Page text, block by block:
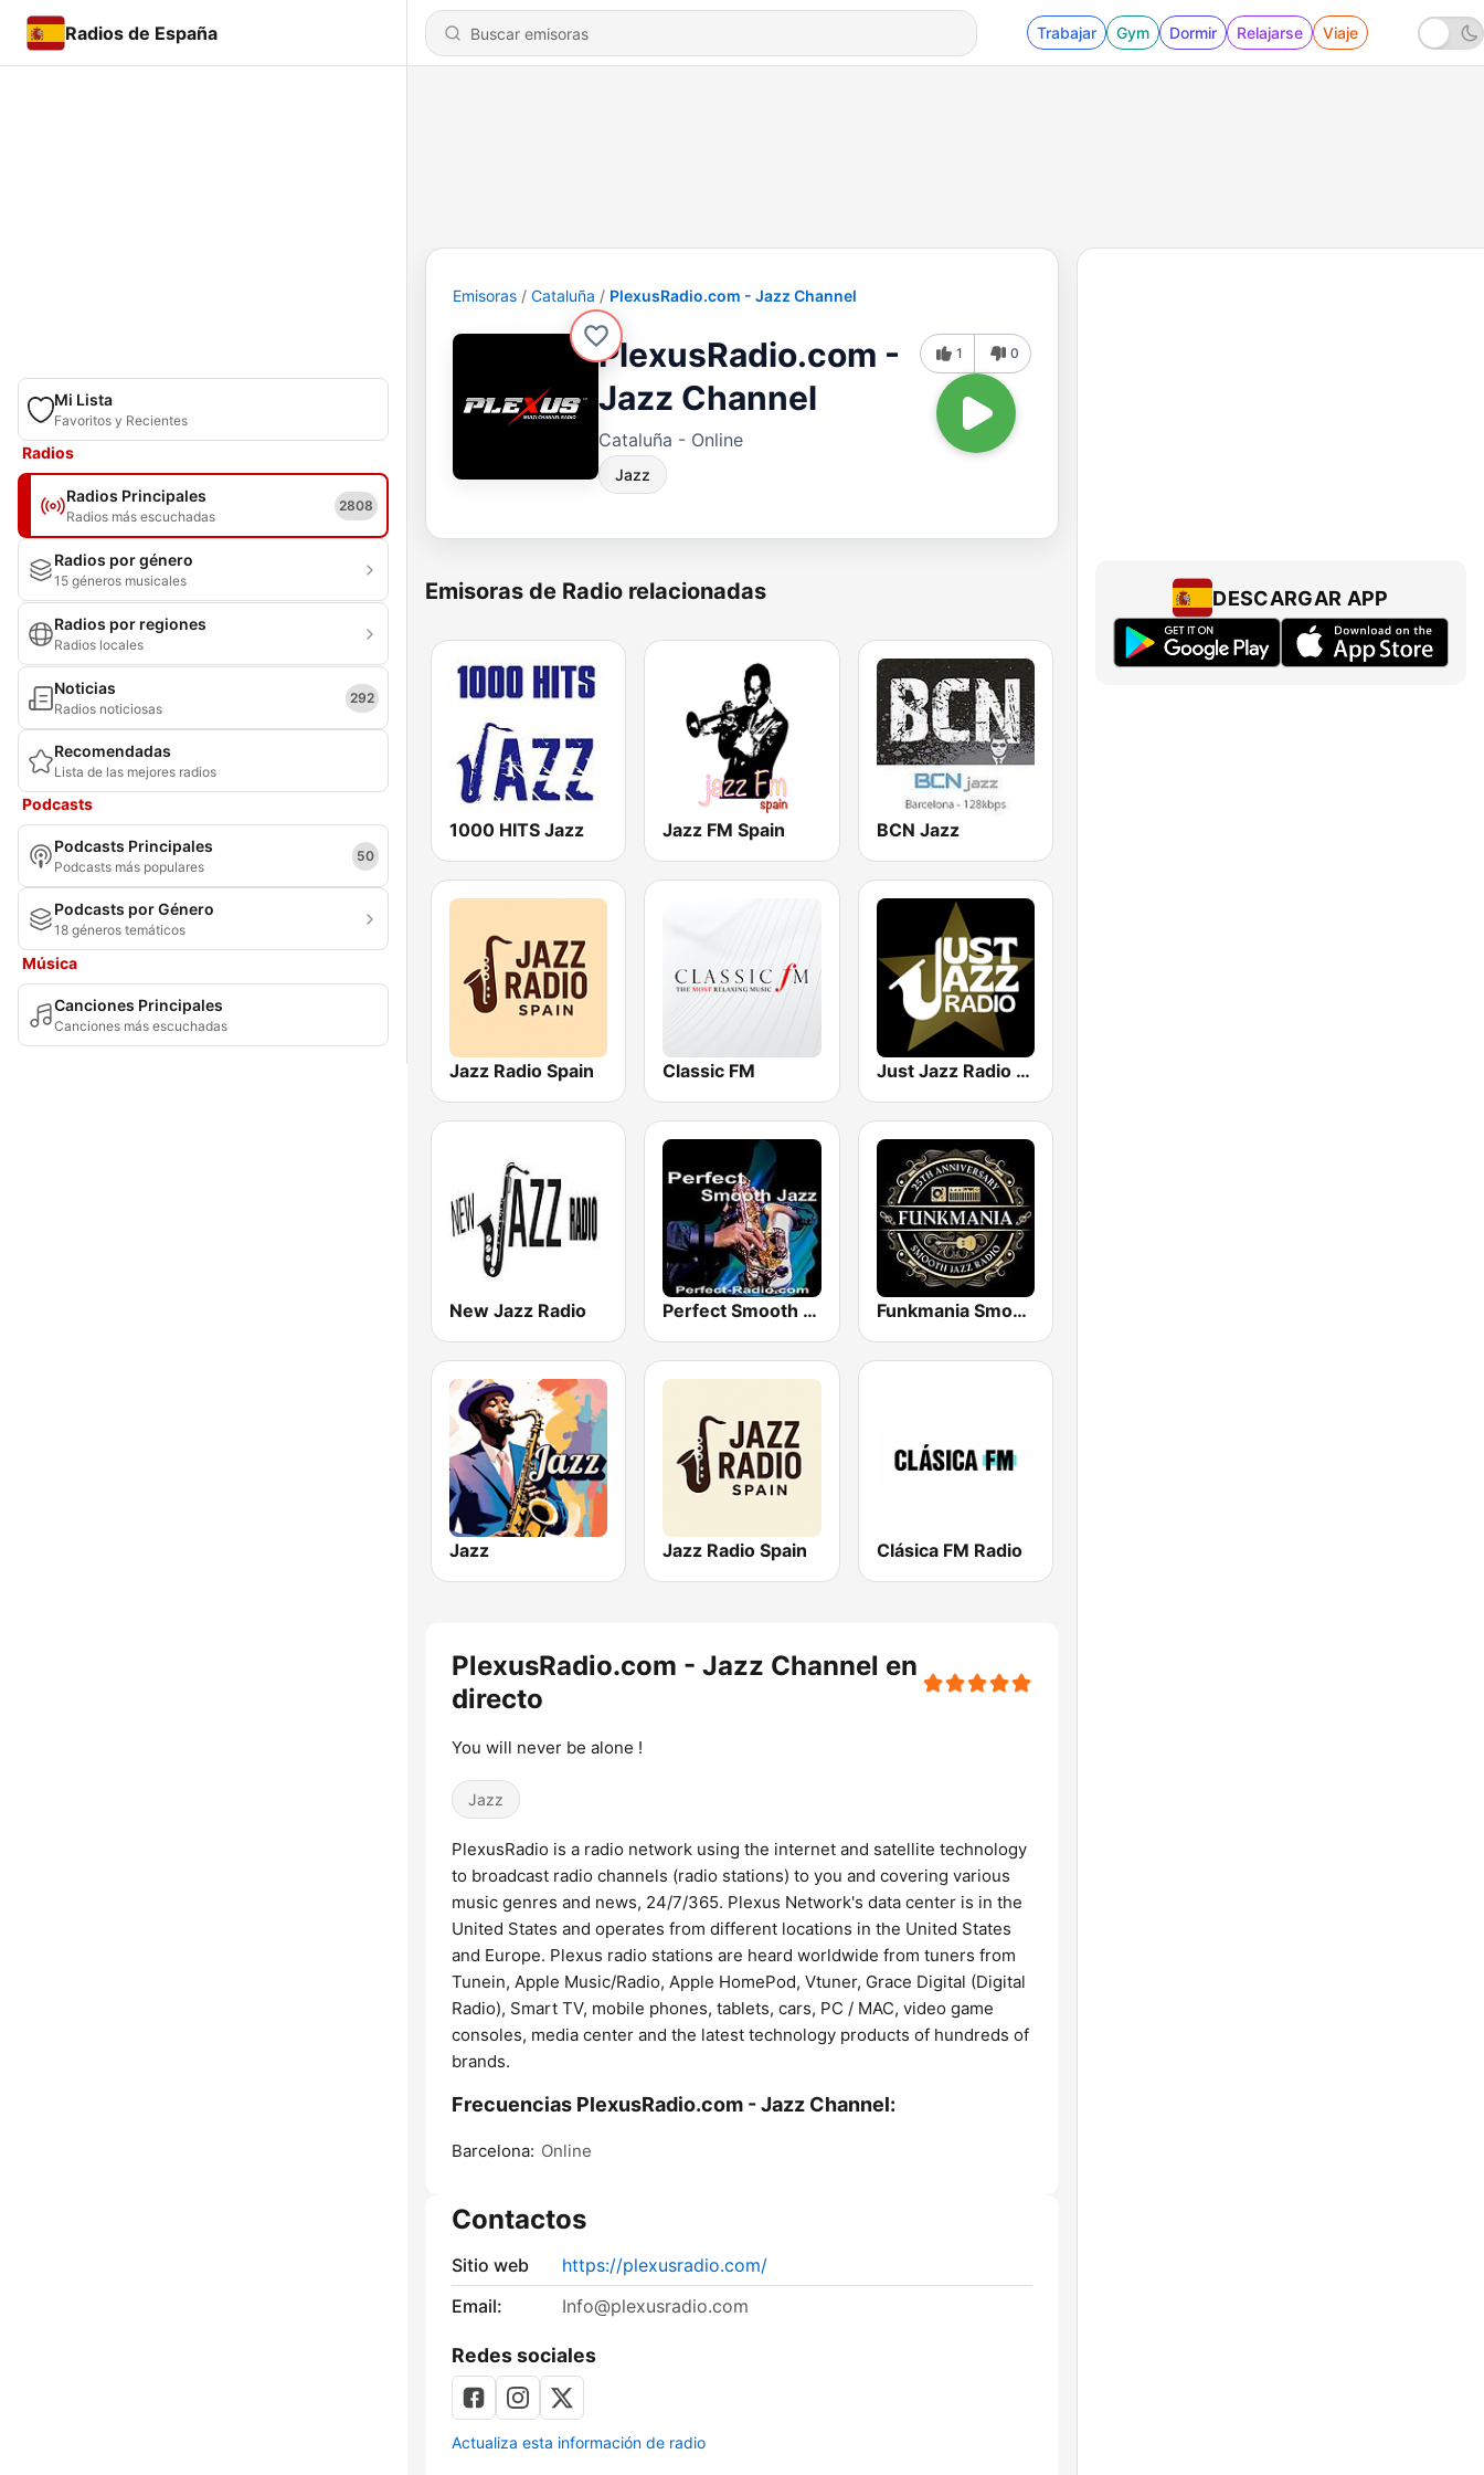
Radios de España Trabajar Gym Dormir Relajarse Viaje
Mi Lista
Favoritos y Recientes
Radios
Radios Principales
Radios más escuchadas
2808
Radios por género
15 géneros musicales
Radios por regiones
Radios locales
Noticias
Radios noticiosas
292
Recomendadas
Lista de las mejores radios
Podcasts
Podcasts Principales
Podcasts más populares
50
Podcasts por Género
18 géneros temáticos
Música
Canciones Principales
Canciones más escuchadas
Emisoras Cataluña PlexusRadio.com - Jazz Channel
PlexusRadio.com -
Jazz Channel
Cataluña - Online
Jazz
1 0
Emisoras de Radio relacionadas
1000 HITS Jazz Jazz FM Spain BCN Jazz
Jazz Radio Spain Classic FM Just Jazz Radio - Smooth Jazz
New Jazz Radio Perfect Smooth Jazz Funkmania Smooth Jazz
Jazz Jazz Radio Spain Clásica FM Radio
PlexusRadio.com - Jazz Channel en
directo
You will never be alone !
Jazz
PlexusRadio is a radio network using the internet and satellite technology
to broadcast radio channels (radio stations) to you and covering various
music genres and news, 24/7/365. Plexus Network's data center is in the
United States and operates from different locations in the United States
and Europe. Plexus radio stations are heard worldwide from tuners from
Tunein, Apple Music/Radio, Apple HomePod, Vtuner, Grace Digital (Digital
Radio), Smart TV, mobile phones, tablets, cars, PC / MAC, video game
consoles, media center and the latest technology products of hundreds of
brands.
Frecuencias PlexusRadio.com - Jazz Channel:
Barcelona: Online
Contactos
Sitio web
https://plexusradio.com/
Email:
Info@plexusradio.com
Redes sociales
Actualiza esta información de radio
DESCARGAR APP